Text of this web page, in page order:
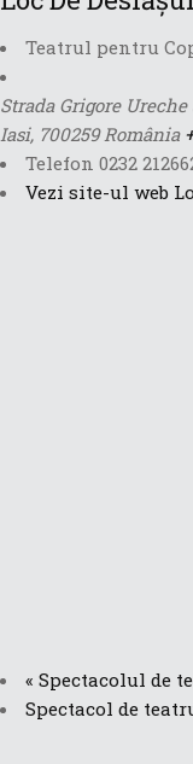
Teatrul pentru
Strada Grigore Ureche
Iasi, 700259 România
Telefon 0232
Vezi site-ul web
« Spectacolul de
Spectacol de